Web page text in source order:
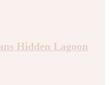
Hidden Lagoon